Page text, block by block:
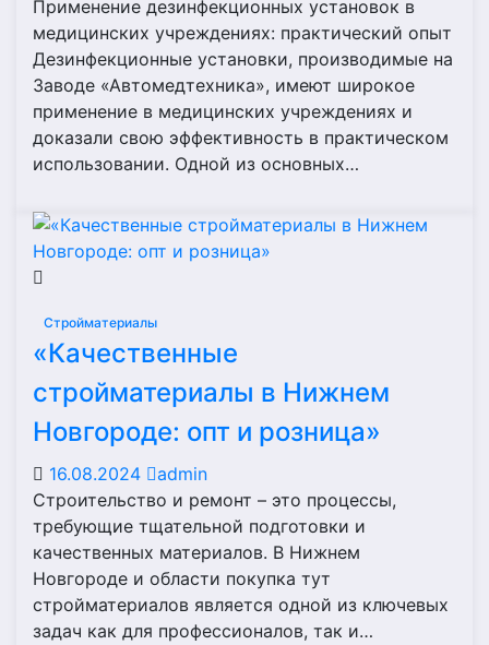
Применение дезинфекционных установок в
медицинских учреждениях: практический опыт
Дезинфекционные установки, производимые на
Заводе «Автомедтехника», имеют широкое
применение в медицинских учреждениях и
доказали свою эффективность в практическом
использовании. Одной из основных…
Стройматериалы
«Качественные
стройматериалы в Нижнем
Новгороде: опт и розница»
16.08.2024
admin
Строительство и ремонт – это процессы,
требующие тщательной подготовки и
качественных материалов. В Нижнем
Новгороде и области покупка тут
стройматериалов является одной из ключевых
задач как для профессионалов, так и…